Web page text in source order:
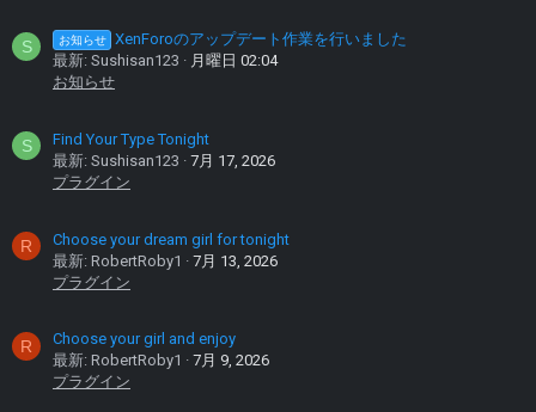
S お知らせ XenForoのアップデート作業を行いました
最新: Sushisan123
月曜日 02:04
お知らせ
S
Find Your Type Tonight
最新: Sushisan123
7月 17, 2026
プラグイン
R
Choose your dream girl for tonight
最新: RobertRoby1
7月 13, 2026
プラグイン
R
Choose your girl and enjoy
最新: RobertRoby1
7月 9, 2026
プラグイン